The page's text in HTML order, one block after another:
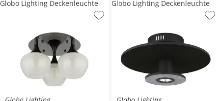
Globo Lighting Deckenleuchte Globo Lighting Deckenleuchte